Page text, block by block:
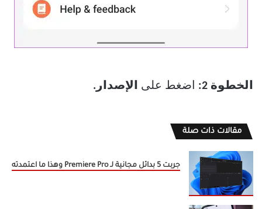
الخطوة 2: اضغط على الإصدار.
مقالات ذات صلة
جربت 5 بدائل مجانية لـ Premiere Pro وهذا ما اعتمدته